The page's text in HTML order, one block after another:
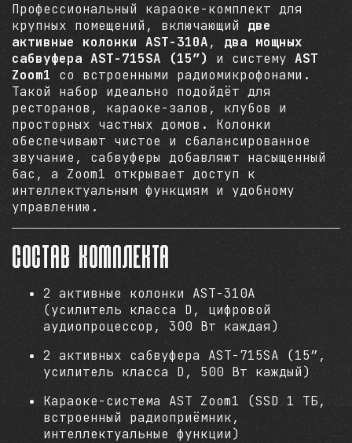
5
Профессиональный караоке-комплект для
крупных помещений, включающий две
активные колонки AST-310A, два мощных
сабвуфера AST-715SA (15”)
и систему AST
Zoom1 со встроенными радиомикрофонами.
Такой набор идеально подойдёт для
ресторанов, караоке-залов, клубов и
просторных частных домов. Колонки
обеспечивают чистое и сбалансированное
звучание, сабвуферы добавляют насыщенный
бас, а Zoom1 открывает доступ к
интеллектуальным функциям и удобному
управлению.
Состав комплекта
2 активные колонки AST-310A
(усилитель класса D, цифровой
аудиопроцессор, 300 Вт каждая)
2 активных сабвуфера AST-715SA (15”,
усилитель класса D, 500 Вт каждый)
Караоке-система AST Zoom1 (SSD 1 ТБ,
встроенный радиоприёмник,
интеллектуальные функции)